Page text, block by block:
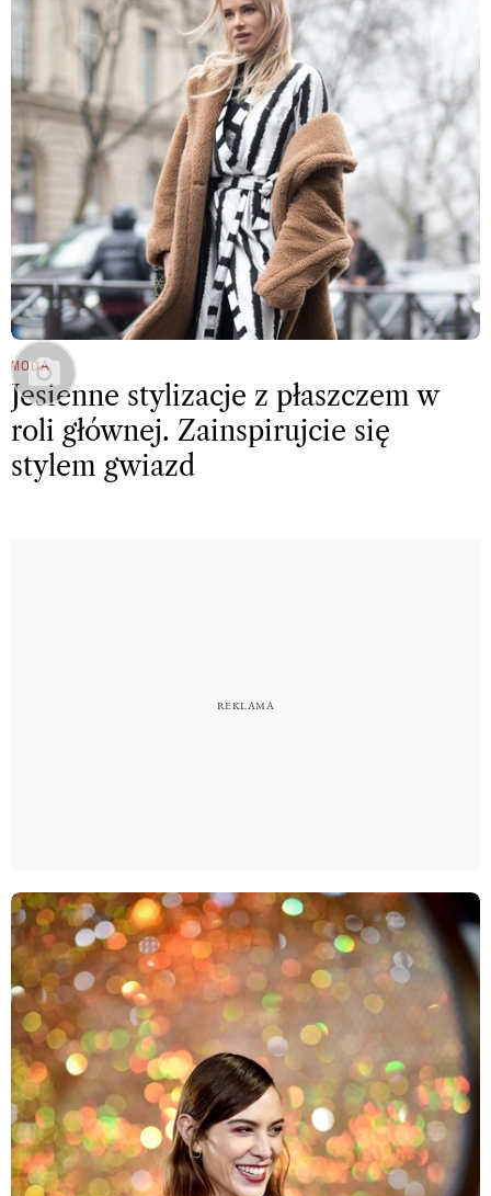
MODA
Jesienne stylizacje z płaszczem w
roli głównej. Zainspirujcie się
stylem gwiazd